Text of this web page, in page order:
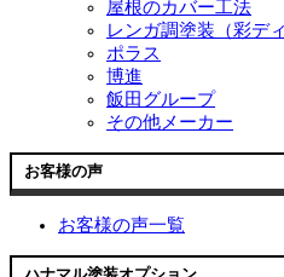
屋根のカバー工法
レンガ調塗装（彩デ
ポラス
博進
飯田グループ
その他メーカー
お客様の声
お客様の声一覧